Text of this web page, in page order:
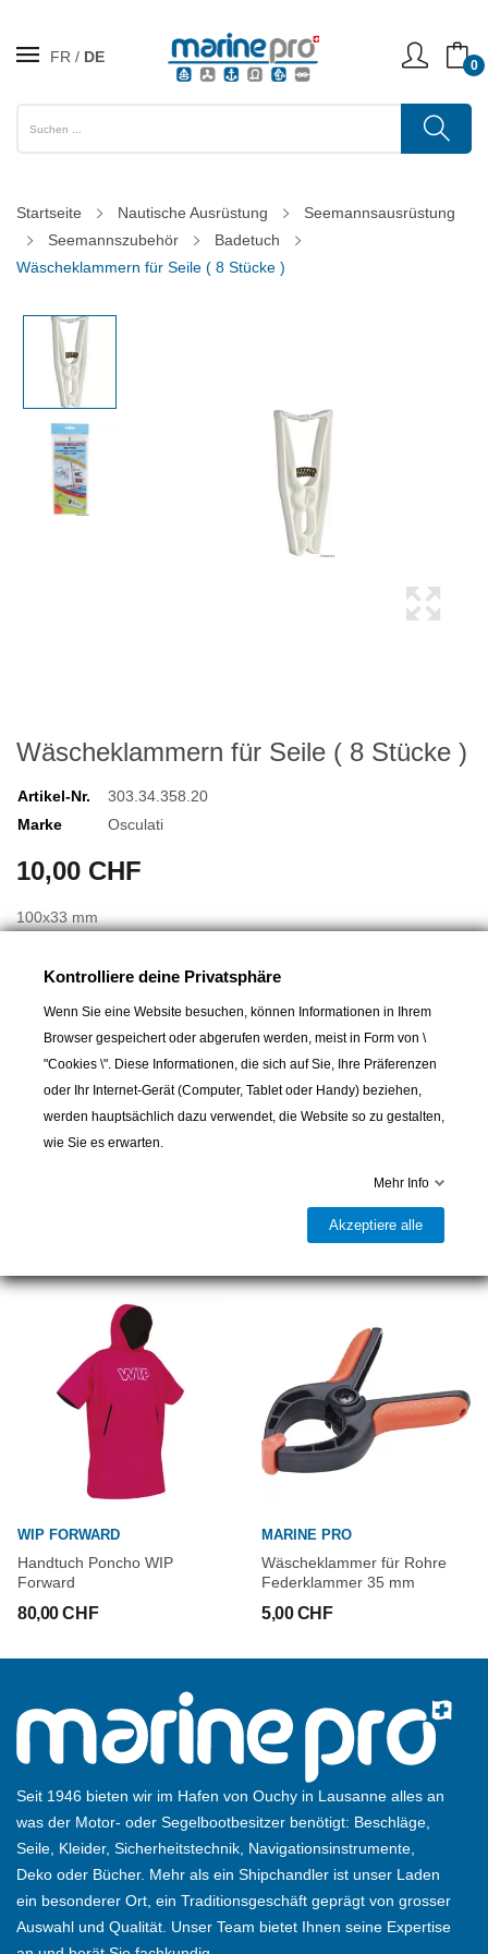
FR DE 0
Startseite Nautische Ausrüstung
Seemannsausrüstung
Seemannszubehör
Badetuch
Wäscheklammern für Seile ( 8 Stücke )
Wäscheklammern für Seile ( 8 Stücke )
Artikel-Nr.
303.34.358.20
Marke
Osculati
10,00 CHF
100x33 mm
In den Warenkorb
Lieferbar und im Laden erhältlich
Teilen
9 andere Artikel in der gleichen Kategorie:
WIP FORWARD
Handtuch Poncho WIP
Forward
80,00 CHF
MARINE PRO
Wäscheklammer für Rohre 
Federklammer 35 mm
5,00 CHF
Seit 1946 bieten wir im Hafen von Ouchy in Lausanne alles an
was der Motor- oder Segelbootbesitzer benötigt: Beschläge,
Seile, Kleider, Sicherheitstechnik, Navigationsinstrumente,
Deko oder Bücher. Mehr als ein Shipchandler ist unser Laden
ein besonderer Ort, ein Traditionsgeschäft geprägt von grosser
Auswahl und Qualität. Unser Team bietet Ihnen seine Expertise
Kontrolliere deine Privatsphäre
Wenn Sie eine Website besuchen, können Informationen in Ihrem
Browser gespeichert oder abgerufen werden, meist in Form von \
"Cookies \". Diese Informationen, die sich auf Sie, Ihre Präferenzen
oder Ihr Internet-Gerät (Computer, Tablet oder Handy) beziehen,
werden hauptsächlich dazu verwendet, die Website so zu gestalten,
wie Sie es erwarten.
Mehr Info
Akzeptiere alle